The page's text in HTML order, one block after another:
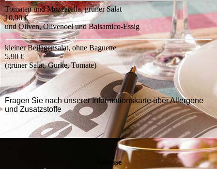
Tomaten und Mozzarella, grüner Salat
10,90 €
und Oliven, Olivenoel und Balsamico-Essig
kleiner Beilagensalat, ohne Baguette
5,90 €
(grüner Salat, Gurke, Tomate)
Fragen Sie nach unserer Informationskarte über Allergene
und Zusatzstoffe
Adresse